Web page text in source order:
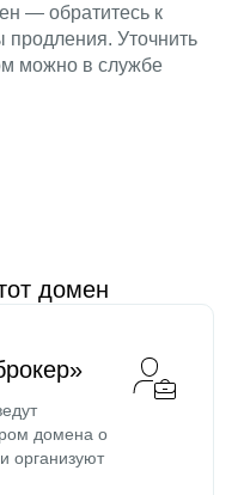
— обратитесь к
продления. Уточнить
можно в службе
домен
домена о
организуют